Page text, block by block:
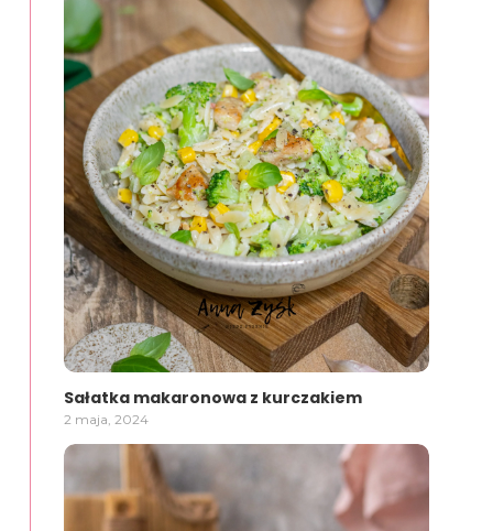
Sałatka makaronowa z kurczakiem
2 maja, 2024